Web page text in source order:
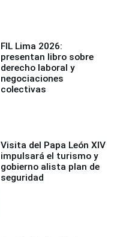
FIL Lima 2026:
presentan libro sobre
derecho laboral y
negociaciones
colectivas
Visita del Papa León XIV
impulsará el turismo y
gobierno alista plan de
seguridad